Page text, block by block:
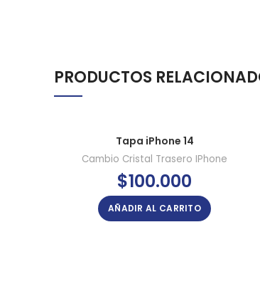
PRODUCTOS
Tapa iPhone 14
Cambio Cristal Trasero IPhone
$100.000
AÑADIR AL CARRITO